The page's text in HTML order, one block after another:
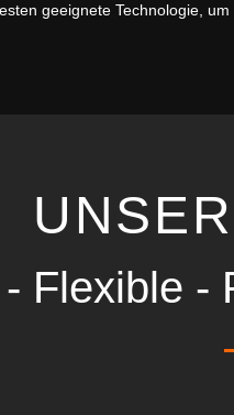
geeignete Technologie,
Flexible -